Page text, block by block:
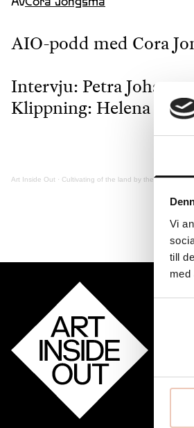
Vi
till
med
AIO-podd med Cora
Intervju: Petra Johansson
Klippning: Helena
Art Inside Out · Cultivating of the land by the humans,